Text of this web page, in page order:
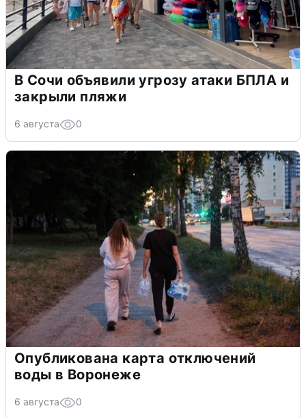
В Сочи объявили угрозу атаки БПЛА и
закрыли пляжи
6 августа 0
Опубликована карта отключений
воды в Воронеже
6 августа 0